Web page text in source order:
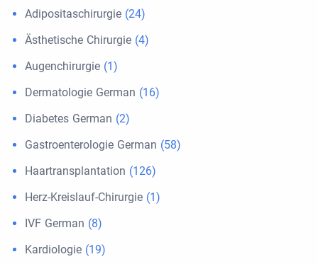
Adipositaschirurgie (24)
Ästhetische Chirurgie (4)
Augenchirurgie (1)
Dermatologie German (16)
Diabetes German (2)
Gastroenterologie German (58)
Haartransplantation (126)
Herz-Kreislauf-Chirurgie (1)
IVF German (8)
Kardiologie (19)